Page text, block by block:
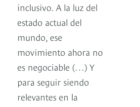
inclusivo. A la luz del
estado actual del
mundo, ese
movimiento ahora no
es negociable (…) Y
para seguir siendo
relevantes en la